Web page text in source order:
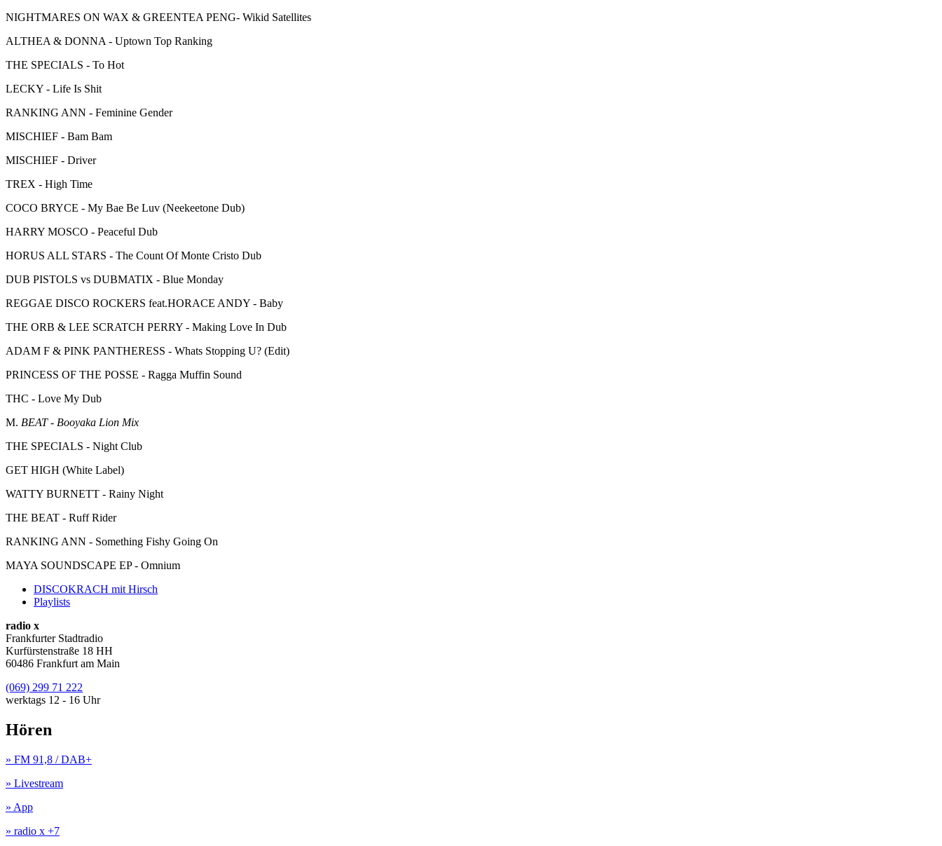
NIGHTMARES ON WAX & GREENTEA PENG- Wikid Satellites
ALTHEA & DONNA - Uptown Top Ranking
THE SPECIALS - To Hot
LECKY - Life Is Shit
RANKING ANN - Feminine Gender
MISCHIEF - Bam Bam
MISCHIEF - Driver
TREX - High Time
COCO BRYCE - My Bae Be Luv (Neekeetone Dub)
HARRY MOSCO - Peaceful Dub
HORUS ALL STARS - The Count Of Monte Cristo Dub
DUB PISTOLS vs DUBMATIX - Blue Monday
REGGAE DISCO ROCKERS feat.HORACE ANDY - Baby
THE ORB & LEE SCRATCH PERRY - Making Love In Dub
ADAM F & PINK PANTHERESS - Whats Stopping U? (Edit)
PRINCESS OF THE POSSE - Ragga Muffin Sound
THC - Love My Dub
M. BEAT - Booyaka Lion Mix
THE SPECIALS - Night Club
GET HIGH (White Label)
WATTY BURNETT - Rainy Night
THE BEAT - Ruff Rider
RANKING ANN - Something Fishy Going On
MAYA SOUNDSCAPE EP - Omnium
DISCOKRACH mit Hirsch
Playlists
radio x
Frankfurter Stadtradio
Kurfürstenstraße 18 HH
60486 Frankfurt am Main
(069) 299 71 222
werktags 12 - 16 Uhr
Hören
» FM 91,8 / DAB+
» Livestream
» App
» radio x +7